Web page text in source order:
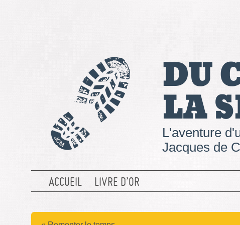
DU
LA
L'aventure
Jacques de
ACCUEIL LIVRE D’OR